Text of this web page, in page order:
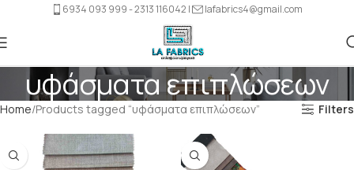
6934 093 999 - 2313 116042 | lafabrics4@gmail.com
υφάσματα επιπλώσεων
Home Products tagged “υφάσματα επιπλώσεων” Filters